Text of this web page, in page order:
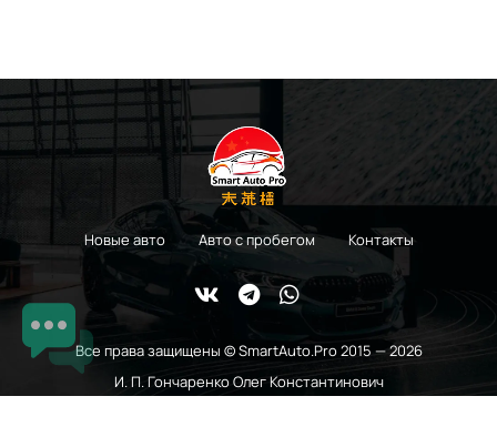
Новые авто Авто с пробегом Контакты
Все права защищены © SmartAuto.Pro 2015 — 2026
И. П. Гончаренко Олег Константинович